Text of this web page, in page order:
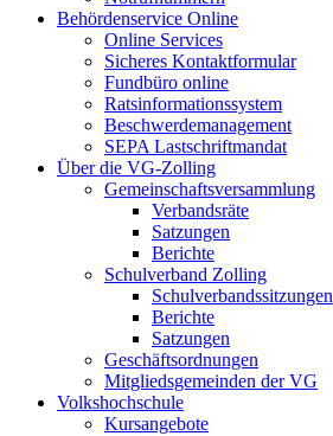
Behördenservice Online
Online Services
Sicheres Kontaktformular
Fundbüro online
Ratsinformationssystem
Beschwerdemanagement
SEPA Lastschriftmandat
Über die VG-Zolling
Gemeinschaftsversammlung
Verbandsräte
Satzungen
Berichte
Schulverband Zolling
Schulverbandssitzungen
Berichte
Satzungen
Geschäftsordnungen
Mitgliedsgemeinden der VG
Volkshochschule
Kursangebote